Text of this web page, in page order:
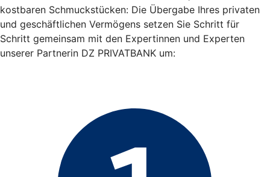
kostbaren Schmuckstücken: Die Übergabe Ihres privaten
und geschäftlichen Vermögens setzen Sie Schritt für
Schritt gemeinsam mit den Expertinnen und Experten
unserer Partnerin DZ PRIVATBANK um: